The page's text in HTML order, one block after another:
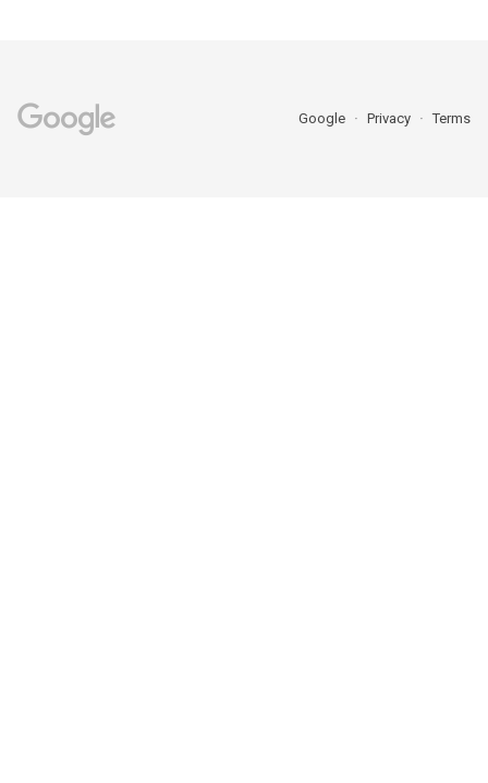
Google Privacy Terms